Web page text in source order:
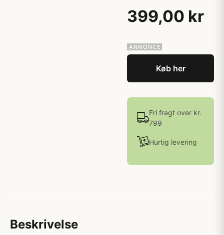
399,00 kr
Køb her
Fri fragt over kr.
799
Hurtig levering
Beskrivelse